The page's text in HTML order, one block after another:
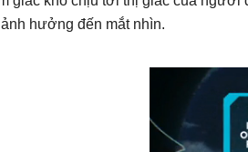
hưởng đến mắt nhìn.